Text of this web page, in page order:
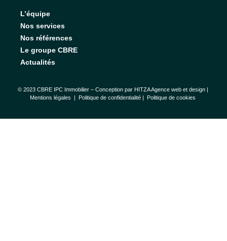
L’équipe
Nos services
Nos références
Le groupe CBRE
Actualités
© 2023 CBRE IPC Immobilier – Conception par HITZA Agence web et design|
Mentions légales | Politique de confidentialité | Politique de cookies